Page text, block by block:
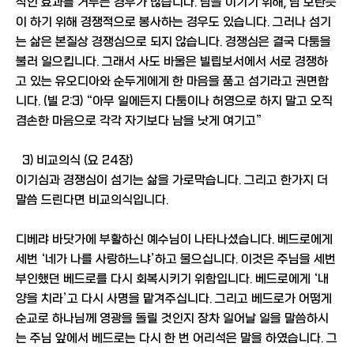
이 하기 위해 경쟁적으로 봉사하는 경우도 있습니다. 그러나 섬기
는 삶은 본질상 경쟁심으로 되지 않습니다. 경쟁심은 결국 다툼을
불러 일으킵니다. 그래서 사도 바울은 빌립보서에서 서로 경쟁하
고 있는 유오디아와 순두게에게 한 마음을 품고 섬기라고 권면합
니다. (빌 2:3) “아무 일에든지 다툼이나 허영으로 하지 말고 오직
겸손한 마음으로 각각 자기보다 남을 낫게 여기고”
3) 비교의식 (요 24장)
이기심과 경쟁심이 섬기는 삶을 가로막습니다. 그리고 한가지 더
말씀 드린다면 비교의식입니다.
디베랴 바닷가에 부활하신 예수님이 나타나셨습니다. 베드로에게
세번 ‘네가 나를 사랑하느냐’하고 물으십니다. 이것은 주님을 세번
부인했던 베드로를 다시 회복시키기 위함입니다. 베드로에게 ‘내
양을 치라’고 다시 사명을 맡겨주십니다. 그리고 베드로가 어떻게
순교로 하나님께 영광을 돌릴 것인지 장차 일어날 일을 말씀하시
는 주님 앞에서 베드로는 다시 한 번 어리석은 말을 하였습니다. 그